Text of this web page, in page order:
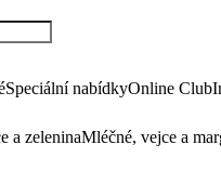
Speciální nabídkyOnline Club
a zeleninaMléčné, vejce a